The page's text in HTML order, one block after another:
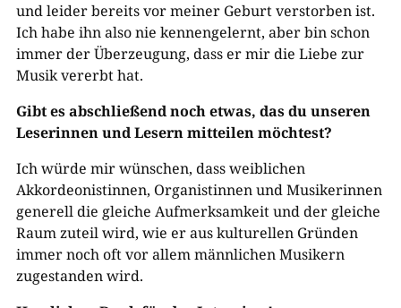
und leider bereits vor meiner Geburt verstorben ist.
Ich habe ihn also nie kennengelernt, aber bin schon
immer der Überzeugung, dass er mir die Liebe zur
Musik vererbt hat.
Gibt es abschließend noch etwas, das du unseren
Leserinnen und Lesern mitteilen möchtest?
Ich würde mir wünschen, dass weiblichen
Akkordeonistinnen, Organistinnen und Musikerinnen
generell die gleiche Aufmerksamkeit und der gleiche
Raum zuteil wird, wie er aus kulturellen Gründen
immer noch oft vor allem männlichen Musikern
zugestanden wird.